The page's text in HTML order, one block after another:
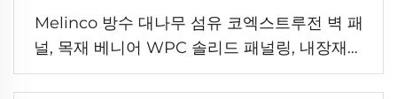
Melinco 방수 대나무 섬유 코엑스트루전 벽 패
널, 목재 베니어 WPC 솔리드 패널링, 내장재용
휘핑 시트